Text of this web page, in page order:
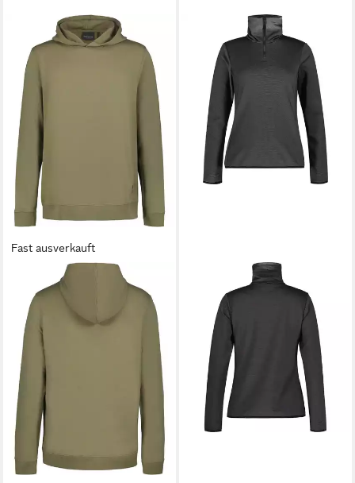
Fast ausverkauft
ICEPEAKSweater Hoody
Merino Gueydan
73,99 €
UVP 99,99 €
-26%